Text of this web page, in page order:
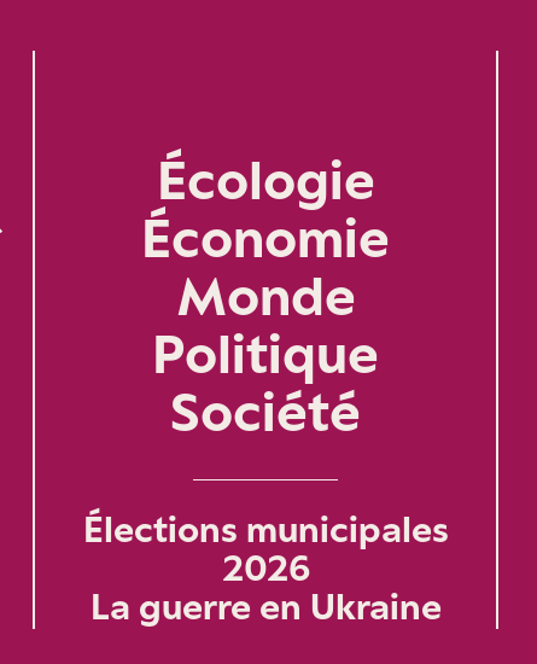
Écologie
Économie
Monde
Politique
Société
Élections municipales
2026
La guerre en Ukraine